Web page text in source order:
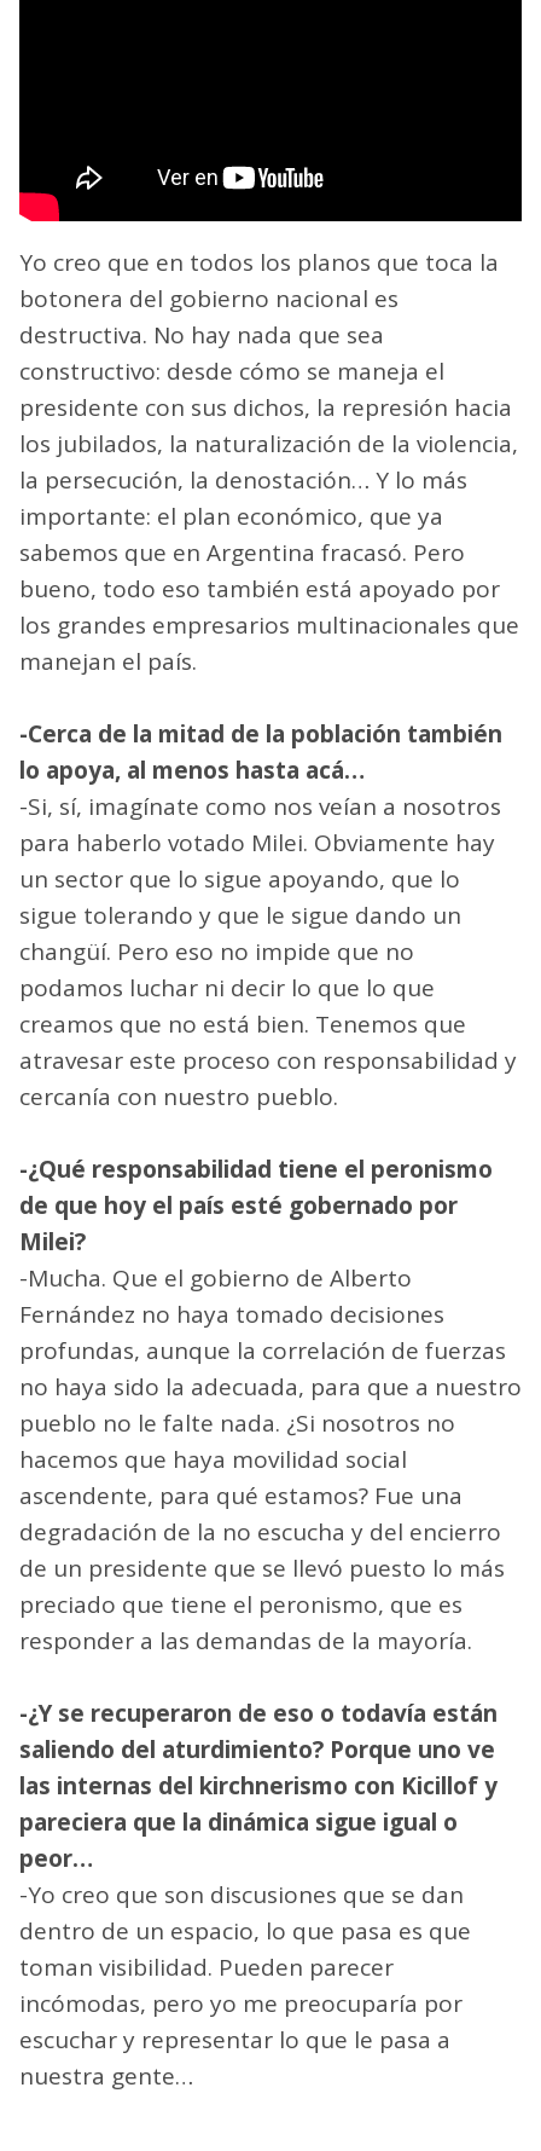
Yo creo que en todos los planos que toca la
botonera del gobierno nacional es
destructiva. No hay nada que sea
constructivo: desde cómo se maneja el
presidente con sus dichos, la represión hacia
los jubilados, la naturalización de la violencia,
la persecución, la denostación… Y lo más
importante: el plan económico, que ya
sabemos que en Argentina fracasó. Pero
bueno, todo eso también está apoyado por
los grandes empresarios multinacionales que
manejan el país.
-Cerca de la mitad de la población también
lo apoya, al menos hasta acá…
-Si, sí, imagínate como nos veían a nosotros
para haberlo votado Milei. Obviamente hay
un sector que lo sigue apoyando, que lo
sigue tolerando y que le sigue dando un
changüí. Pero eso no impide que no
podamos luchar ni decir lo que lo que
creamos que no está bien. Tenemos que
atravesar este proceso con responsabilidad y
cercanía con nuestro pueblo.
-¿Qué responsabilidad tiene el peronismo
de que hoy el país esté gobernado por
Milei?
-Mucha. Que el gobierno de Alberto
Fernández no haya tomado decisiones
profundas, aunque la correlación de fuerzas
no haya sido la adecuada, para que a nuestro
pueblo no le falte nada. ¿Si nosotros no
hacemos que haya movilidad social
ascendente, para qué estamos? Fue una
degradación de la no escucha y del encierro
de un presidente que se llevó puesto lo más
preciado que tiene el peronismo, que es
responder a las demandas de la mayoría.
-¿Y se recuperaron de eso o todavía están
saliendo del aturdimiento? Porque uno ve
las internas del kirchnerismo con Kicillof y
pareciera que la dinámica sigue igual o
peor…
-Yo creo que son discusiones que se dan
dentro de un espacio, lo que pasa es que
toman visibilidad. Pueden parecer
incómodas, pero yo me preocuparía por
escuchar y representar lo que le pasa a
nuestra gente…